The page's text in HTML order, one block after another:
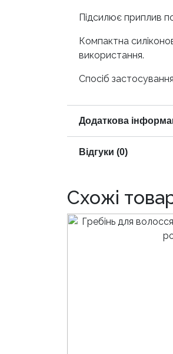
Підсилює приплив
Компактна
використання.
Спосіб
Додаткова
Відгуки (0)
Схожі